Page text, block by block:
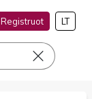
Registruot LT